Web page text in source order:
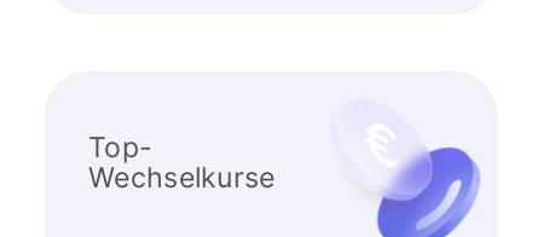
Top-
Wechselkurse